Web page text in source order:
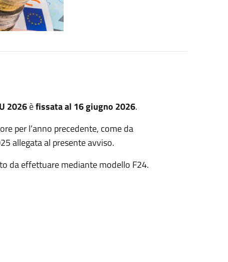
2026èfissata al 16 giugno 2026.
per l’anno precedente, come da
allegata al presente avviso.
da effettuare mediante modello F24.